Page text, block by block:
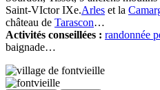
Saint-VIctor IXe.Arles et la
château de Tarascon…
Activités conseillées : randonnée
baignade…